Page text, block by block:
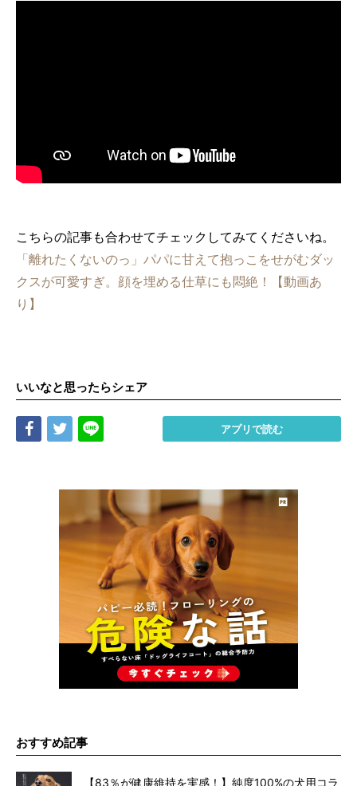
こちらの記事も合わせてチェックしてみてくださいね。
「離れたくないのっ」パパに甘えて抱っこをせがむダッ
クスが可愛すぎ。顔を埋める仕草にも悶絶！【動画あ
り】
いいなと思ったらシェア
Share Tweet アプリで読む
おすすめ記事
【83％が健康維持を実感！】純度100%の犬用コラ